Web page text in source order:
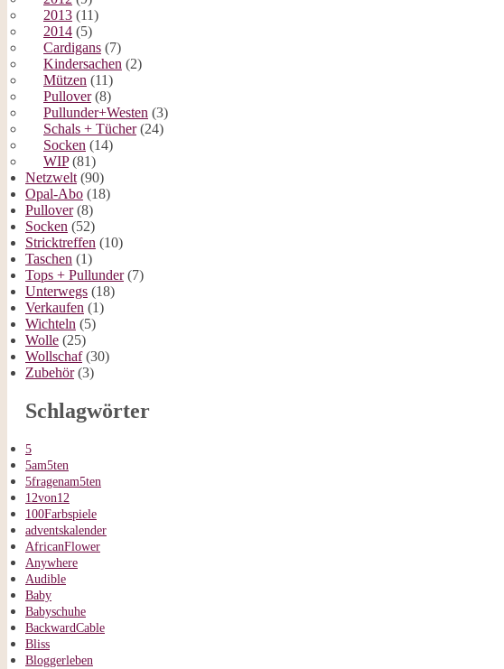
2013 (11)
2014 (5)
Cardigans (7)
Kindersachen (2)
Mützen (11)
Pullover(8)
Pullunder+Westen (3)
Schals + Tücher(24)
Socken (14)
WIP(81)
Netzwelt (90)
Opal-Abo (18)
Pullover(8)
Socken (52)
Stricktreffen (10)
Taschen (1)
Tops + Pullunder(7)
Unterwegs (18)
Verkaufen (1)
Wichteln (5)
Wolle (25)
Wollschaf(30)
Zubehör(3)
Schlagwörter
5
5am5ten
5fragenam5ten
12von12
100Farbspiele
adventskalender
AfricanFlower
Anywhere
Audible
Baby
Babyschuhe
BackwardCable
Bliss
Bloggerleben